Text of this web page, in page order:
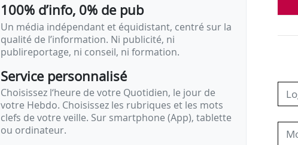
100% d’info, 0% de pub
Un média indépendant et équidistant, centré sur la
qualité de l’information. Ni publicité, ni
publireportage, ni conseil, ni formation.
Service personnalisé
Choisissez l‘heure de votre Quotidien, le jour de
votre Hebdo. Choisissez les rubriques et les mots
clefs de votre veille. Sur smartphone (App), tablette
ou ordinateur.